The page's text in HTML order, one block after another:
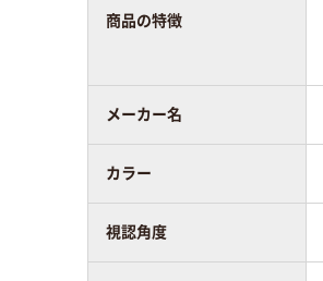
商品の特徴
メーカー名
カラー
視認角度